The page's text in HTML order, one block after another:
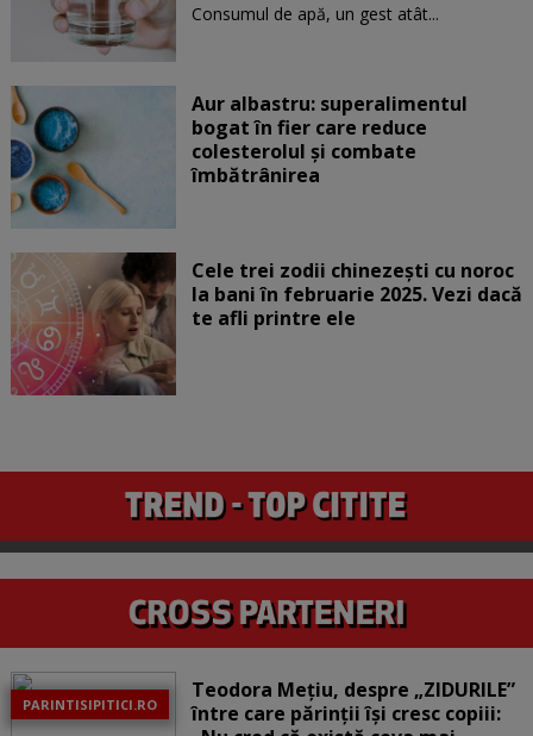
Consumul de apă, un gest atât...
Aur albastru: superalimentul
bogat în fier care reduce
colesterolul și combate
îmbătrânirea
Cele trei zodii chinezești cu noroc
la bani în februarie 2025. Vezi dacă
te afli printre ele
PARINTISIPITICI.RO
Teodora Mețiu, despre „ZIDURILE”
între care părinții își cresc copiii: